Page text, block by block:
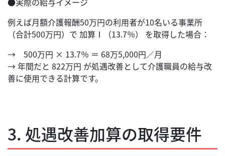
例えば月額介護報酬50万円の利用者が10名いる事業所
（合計500万円）で 加算Ⅰ（13.7％） を取得した場合：
→ 500万円 × 13.7％ ＝ 68万5,000円／月
→ 年間だと 822万円 が処遇改善として介護職員の給与改
善に使用できる計算です。
3. 処遇改善加算の取得要件